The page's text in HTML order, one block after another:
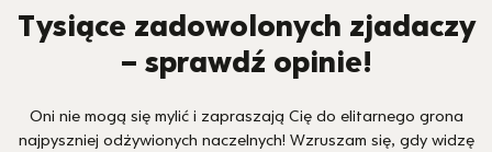
Tysiące zadowolonych zjadaczy
– sprawdź opinie!
Oni nie mogą się mylić i zapraszają Cię do elitarnego grona
najpyszniej odżywionych naczelnych! Wzruszam się, gdy widzę